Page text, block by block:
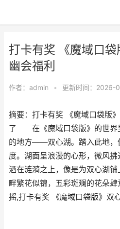
打卡有奖 《魔域口
幽会福利
作者： admin • 更新时间：2026-
摘要：打卡有奖 《魔域口袋版
了 在《魔域口袋版》的世界
的地方——双心湖。踏入此地，
度。湖面呈浪漫的心形，微风
洒在涟漪之上，像是为双心湖
畔繁花似锦，五彩斑斓的花朵
摇,打卡有奖 《魔域口袋版》双